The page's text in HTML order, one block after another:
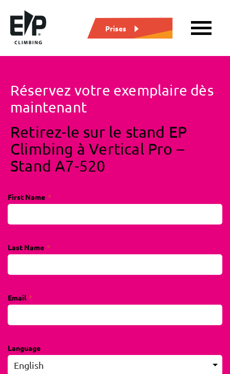
Prises
Réservez votre exemplaire dès
maintenant
Retirez-le sur le stand EP
Climbing à Vertical Pro –
Stand A7-520
First Name
Last Name
Email
Language